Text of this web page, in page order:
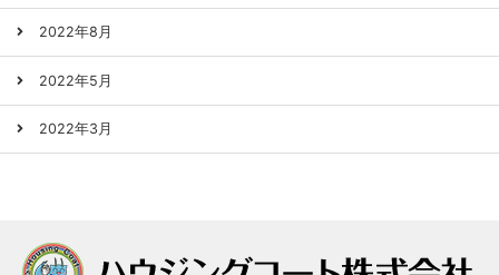
2022年8月
2022年5月
2022年3月